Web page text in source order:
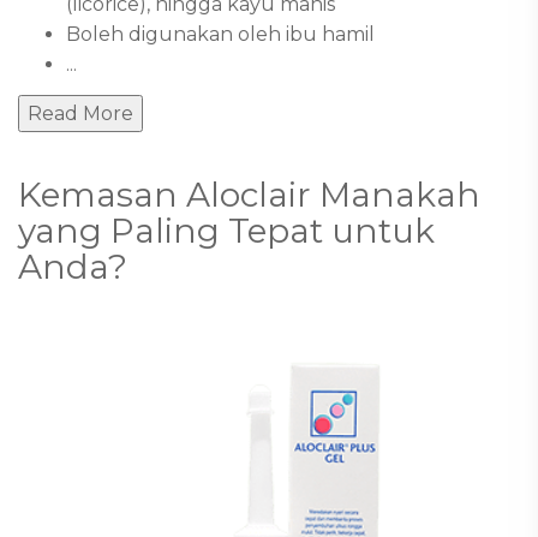
Boleh digunakan oleh ibu hamil
...
Read More
Kemasan Aloclair Manakah
yang Paling Tepat untuk
Anda?